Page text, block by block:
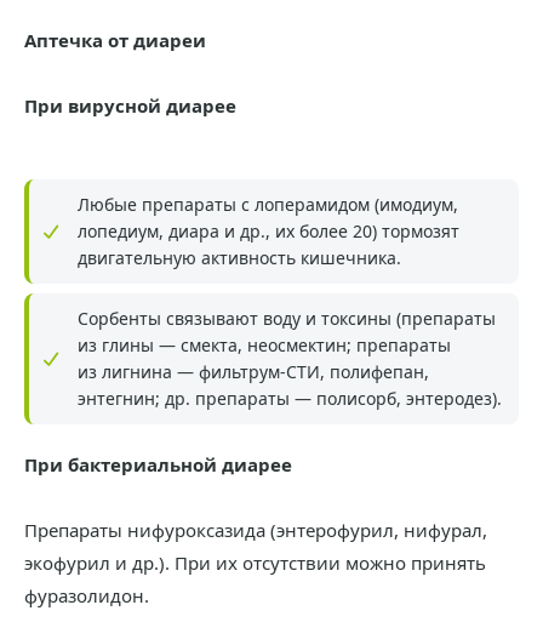
Аптечка от диареи
При вирусной диарее
Любые препараты с лоперамидом (имодиум,
лопедиум, диара и др., их более 20) тормозят
двигательную активность кишечника.
Сорбенты связывают воду и токсины (препараты
из глины — смекта, неосмектин; препараты
из лигнина — фильтрум-СТИ, полифепан,
энтегнин; др. препараты — полисорб, энтеродез).
При бактериальной диарее
Препараты нифуроксазида (энтерофурил, нифурал,
экофурил и др.). При их отсутствии можно принять
фуразолидон.